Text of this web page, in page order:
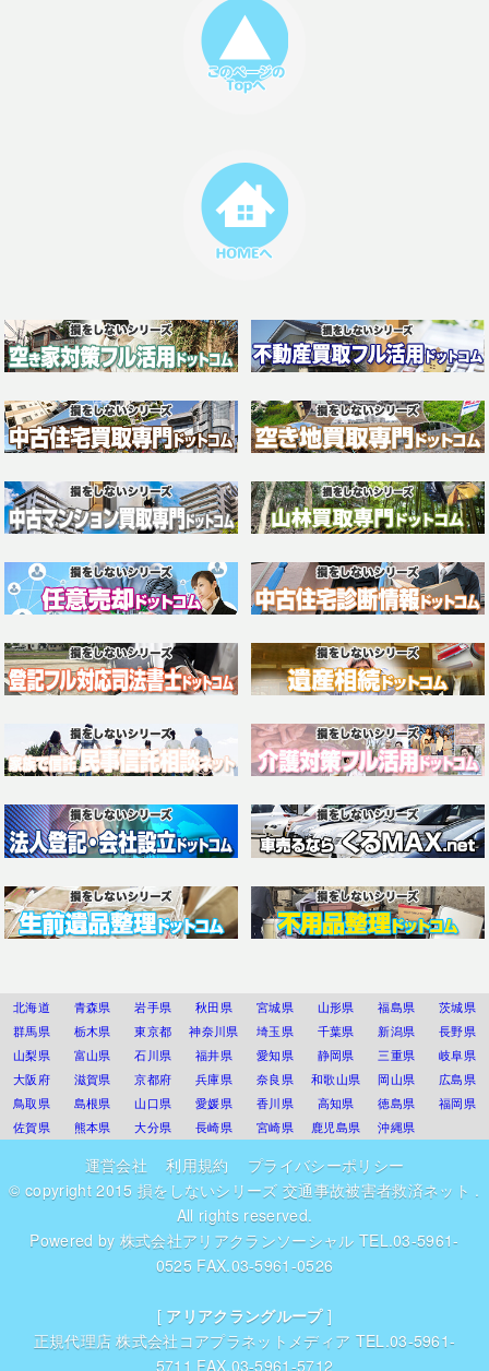
北海道 青森県 岩手県 秋田県 宮城県 山形県 福島県
茨城県
群馬県
栃木県 東京都 神奈川県 埼玉県 千葉県 新潟県
長野県
山梨県
富山県 石川県 福井県 愛知県 静岡県 三重県
岐阜県
大阪府
滋賀県 京都府 兵庫県 奈良県 和歌山県 岡山県
広島県
鳥取県
島根県 山口県 愛媛県 香川県 高知県 徳島県
福岡県
佐賀県
熊本県 大分県 長崎県 宮崎県 鹿児島県 沖縄県
運営会社 利用規約
プライバシーポリシー
© copyright 2015 損をしないシリーズ 交通事故被害者救済ネット .
All rights reserved.
Powered by 株式会社アリアクランソーシャル TEL.03-5961-
0525 FAX.03-5961-0526
[ アリアクラングループ]
正規代理店株式会社コアプラネットメディア TEL.03-5961-
5711 FAX.03-5961-5712